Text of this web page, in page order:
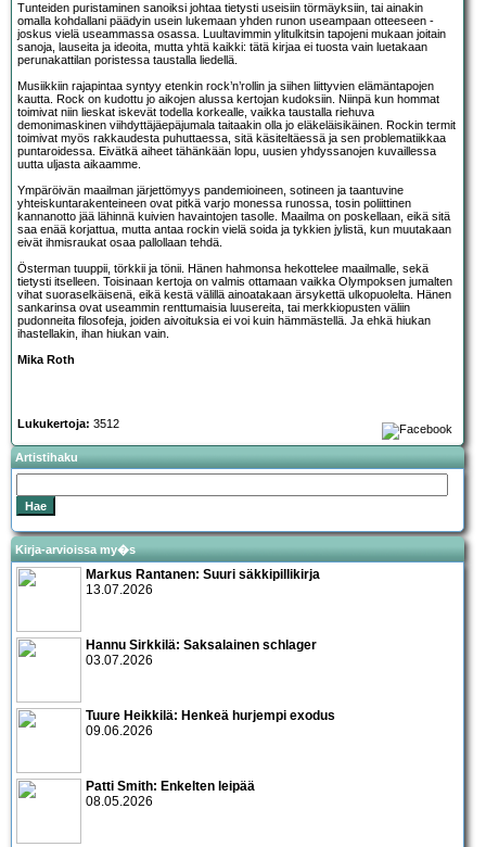
Tunteiden puristaminen sanoiksi johtaa tietysti useisiin törmäyksiin, tai ainakin
omalla kohdallani päädyin usein lukemaan yhden runon useampaan otteeseen -
joskus vielä useammassa osassa. Luultavimmin ylitulkitsin tapojeni mukaan joitain
sanoja, lauseita ja ideoita, mutta yhtä kaikki: tätä kirjaa ei tuosta vain luetakaan
perunakattilan poristessa taustalla liedellä.
Musiikkiin rajapintaa syntyy etenkin rock’n’rollin ja siihen liittyvien elämäntapojen
kautta. Rock on kudottu jo aikojen alussa kertojan kudoksiin. Niinpä kun hommat
toimivat niin lieskat iskevät todella korkealle, vaikka taustalla riehuva
demonimaskinen viihdyttäjäepäjumala taitaakin olla jo eläkeläisikäinen. Rockin termit
toimivat myös rakkaudesta puhuttaessa, sitä käsiteltäessä ja sen problematiikkaa
puntaroidessa. Eivätkä aiheet tähänkään lopu, uusien yhdyssanojen kuvaillessa
uutta uljasta aikaamme.
Ympäröivän maailman järjettömyys pandemioineen, sotineen ja taantuvine
yhteiskuntarakenteineen ovat pitkä varjo monessa runossa, tosin poliittinen
kannanotto jää lähinnä kuivien havaintojen tasolle. Maailma on poskellaan, eikä sitä
saa enää korjattua, mutta antaa rockin vielä soida ja tykkien jylistä, kun muutakaan
eivät ihmisraukat osaa pallollaan tehdä.
Österman tuuppii, törkkii ja tönii. Hänen hahmonsa hekottelee maailmalle, sekä
tietysti itselleen. Toisinaan kertoja on valmis ottamaan vaikka Olympoksen jumalten
vihat suoraselkäisenä, eikä kestä välillä ainoatakaan ärsykettä ulkopuolelta. Hänen
sankarinsa ovat useammin renttumaisia luusereita, tai merkkiopusten väliin
pudonneita filosofeja, joiden aivoituksia ei voi kuin hämmästellä. Ja ehkä hiukan
ihastellakin, ihan hiukan vain.
Mika Roth
Lukukertoja: 3512
Artistihaku
Kirja-arvioissa my�s
Markus Rantanen: Suuri säkkipillikirja
13.07.2026
Hannu Sirkkilä: Saksalainen schlager
03.07.2026
Tuure Heikkilä: Henkeä hurjempi exodus
09.06.2026
Patti Smith: Enkelten leipää
08.05.2026